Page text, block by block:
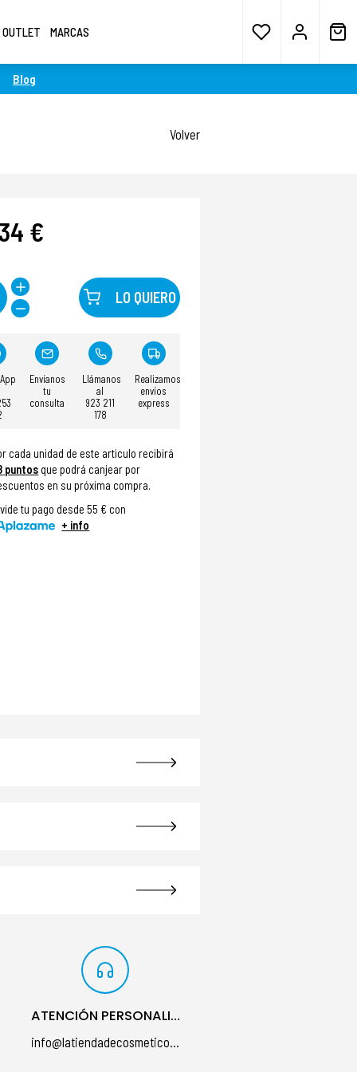
Blog
OUTLET MARCAS
Volver
€
LO QUIERO
Envíanos
tu
consulta
Llámanos
al
923 211
178
Realizamos
envíos
express
cada unidad de este articulo recibirá
puntos que podrá canjear por
en su próxima compra.
tu pago desde 55 € con
+ info
ATENCIÓN PERSONALIZADA
info@latiendadecosmeticos.com